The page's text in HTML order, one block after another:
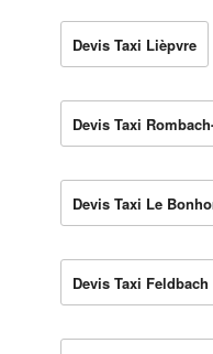
Devis Taxi Lièpvre
Devis Taxi
Devis Taxi Le
Devis Taxi Feldbach